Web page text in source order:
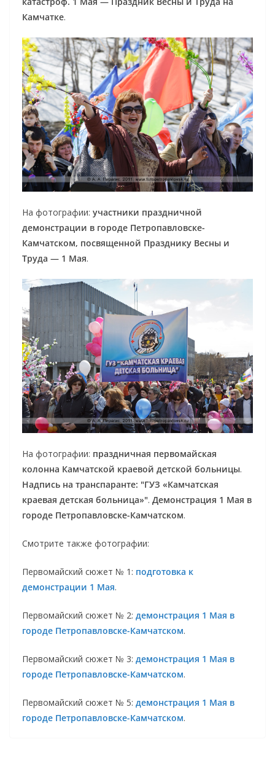
Камчатке.
На фотографии: участники праздничной
демонстрации в городе Петропавловске-
Камчатском, посвященной Празднику Весны и
Труда — 1 Мая.
На фотографии: праздничная первомайская
колонна Камчатской краевой детской больницы.
Надпись на транспаранте: "ГУЗ «Камчатская
краевая детская больница»". Демонстрация 1 Мая в
городе Петропавловске-Камчатском.
Смотрите также фотографии:
Первомайский сюжет № 1: подготовка к
демонстрации 1 Мая.
Первомайский сюжет № 2: демонстрация 1 Мая в
городе Петропавловске-Камчатском.
Первомайский сюжет № 3: демонстрация 1 Мая в
городе Петропавловске-Камчатском.
Первомайский сюжет № 5: демонстрация 1 Мая в
городе Петропавловске-Камчатском.